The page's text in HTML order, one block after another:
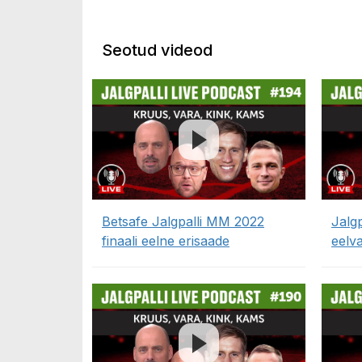
Seotud videod
Betsafe Jalgpalli MM 2022
finaali eelne erisaade